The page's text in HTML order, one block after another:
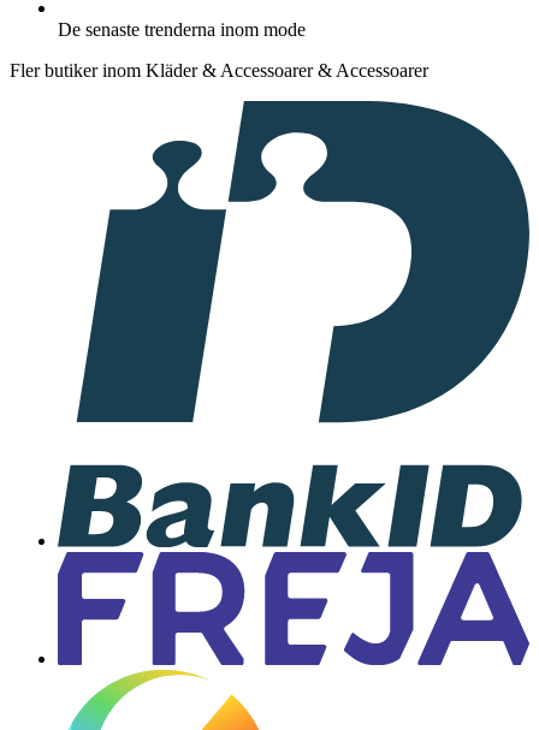
De senaste trenderna inom mode
Fler butiker inom Kläder & Accessoarer & Accessoarer